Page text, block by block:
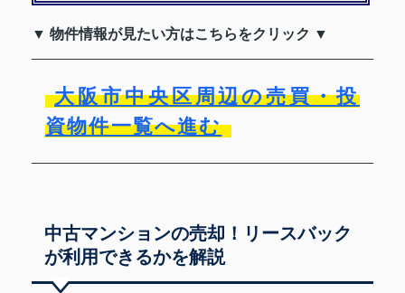
▼ 物件情報が見たい方はこちらをクリック ▼
大阪市中央区周辺の売買・投
資物件一覧へ進む
中古マンションの売却！リースバック
が利用できるかを解説